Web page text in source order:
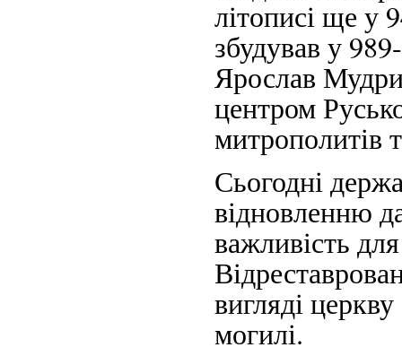
літописі ще у
збудував у
Ярослав
центром
митрополитів
Сьогодні
відновленню
важливість
вигляді
могилі.